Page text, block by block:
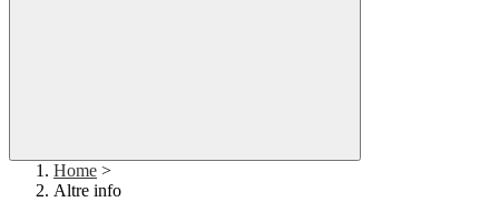
Home >
Altre info